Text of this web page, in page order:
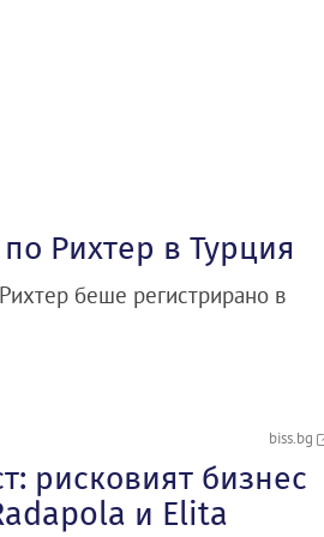
Рихтер в Турция
беше регистрирано в
biss.bg
рисковият бизнес
и Elita